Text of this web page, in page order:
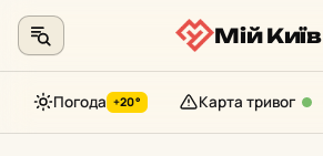
Мій Київ
Погода +20° Карта тривог